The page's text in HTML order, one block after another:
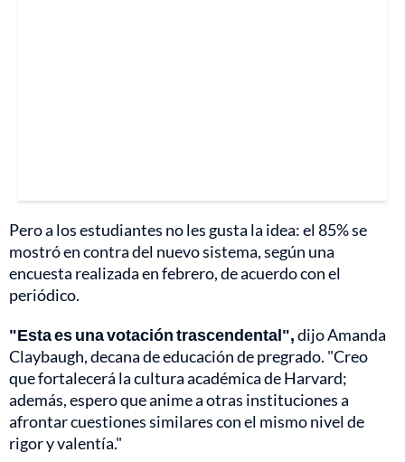
Pero a los estudiantes no les gusta la idea: el 85% se
mostró en contra del nuevo sistema, según una
encuesta realizada en febrero, de acuerdo con el
periódico.
"Esta es una votación trascendental",dijo Amanda
Claybaugh, decana de educación de pregrado. "Creo
que fortalecerá la cultura académica de Harvard;
además, espero que anime a otras instituciones a
afrontar cuestiones similares con el mismo nivel de
rigor y valentía."